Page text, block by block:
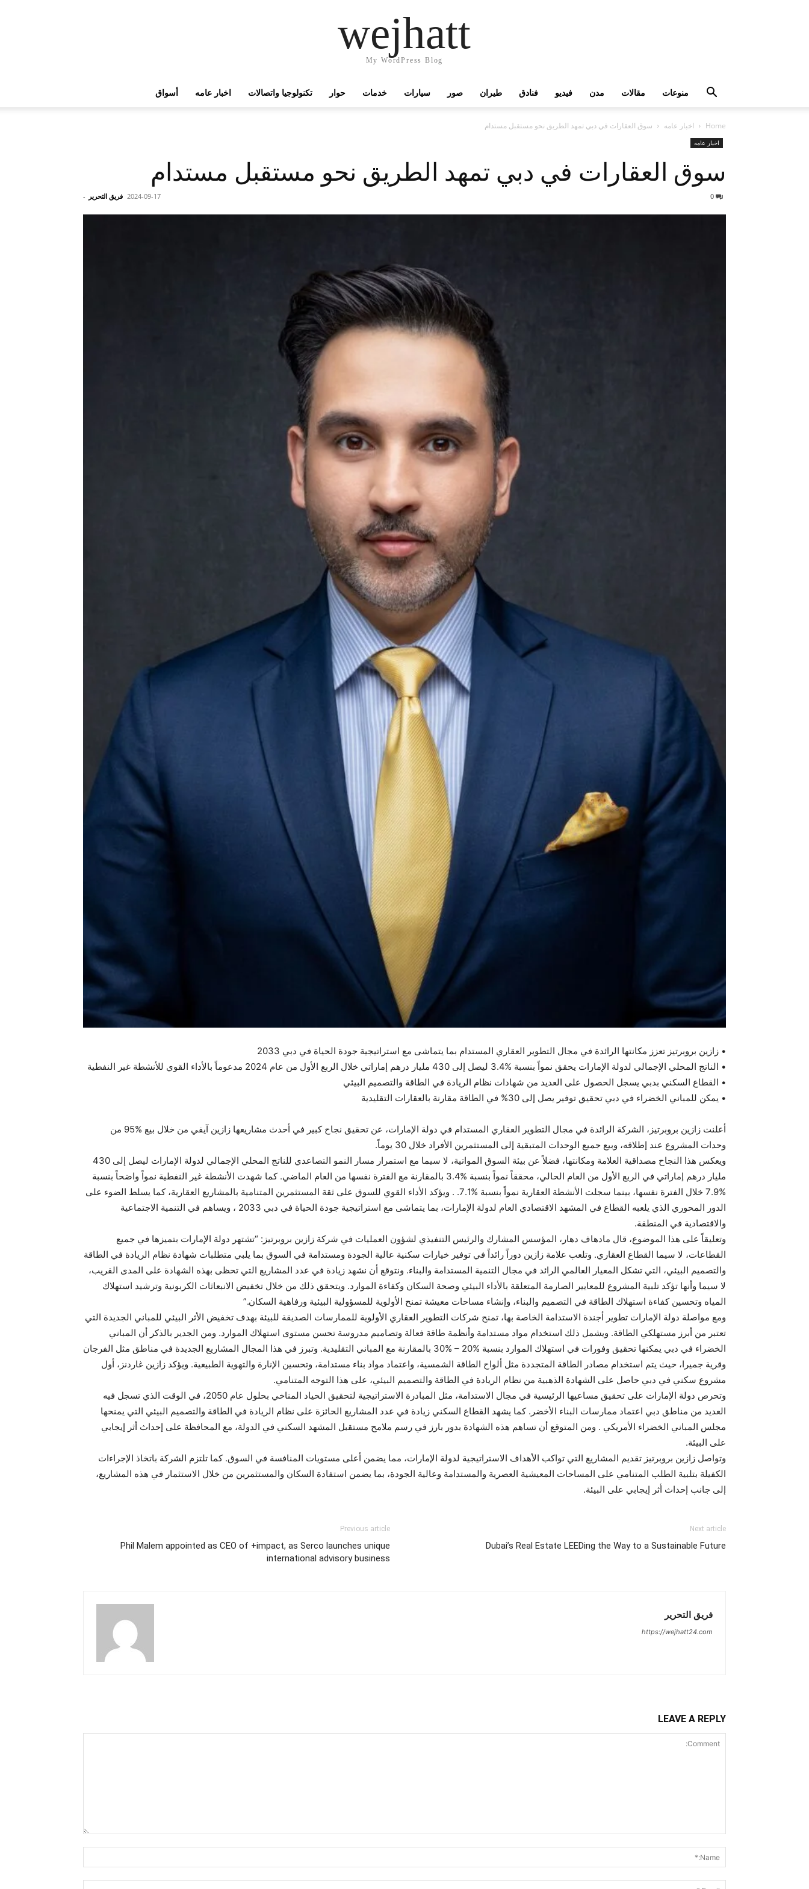
wejhatt
My WordPress Blog
أسواق اخبار عامه تكنولوجيا واتصالات حوار خدمات سيارات صور طيران فنادق فيديو مدن مقالات منوعات
Home اخبار عامه سوق العقارات في دبي تمهد الطريق نحو مستقبل مستدام
اخبار عامه
سوق العقارات في دبي تمهد الطريق نحو مستقبل مستدام
فريق التحرير - 2024-09-17
• زازين بروبرتيز تعزز مكانتها الرائدة في مجال التطوير العقاري المستدام بما يتماشى مع استراتيجية جودة الحياة في دبي 2033
• الناتج المحلي الإجمالي لدولة الإمارات يحقق نمواً بنسبة %3.4 ليصل إلى 430 مليار درهم إماراتي خلال الربع الأول من عام 2024 مدعوماً بالأداء القوي للأنشطة غير النفطية
• القطاع السكني بدبي يسجل الحصول على العديد من شهادات نظام الريادة في الطاقة والتصميم البيئي
• يمكن للمباني الخضراء في دبي تحقيق توفير يصل إلى 30% في الطاقة مقارنة بالعقارات التقليدية
أعلنت زازين بروبرتيز، الشركة الرائدة في مجال التطوير العقاري المستدام في دولة الإمارات، عن تحقيق نجاح كبير في أحدث مشاريعها زازين آيفي من خلال بيع %95 من
وحدات المشروع عند إطلاقه، وبيع جميع الوحدات المتبقية إلى المستثمرين الأفراد خلال 30 يوماً.
ويعكس هذا النجاح مصداقية العلامة ومكانتها، فضلاً عن بيئة السوق المواتية، لا سيما مع استمرار مسار النمو التصاعدي للناتج المحلي الإجمالي لدولة الإمارات ليصل إلى 430
مليار درهم إماراتي في الربع الأول من العام الحالي، محققاً نمواً بنسبة %3.4 بالمقارنة مع الفترة نفسها من العام الماضي. كما شهدت الأنشطة غير النفطية نمواً واضحاً بنسبة
%7.9 خلال الفترة نفسها، بينما سجلت الأنشطة العقارية نمواً بنسبة %7.1. . ويؤكد الأداء القوي للسوق على ثقة المستثمرين المتنامية بالمشاريع العقارية، كما يسلط الضوء على
الدور المحوري الذي يلعبه القطاع في المشهد الاقتصادي العام لدولة الإمارات، بما يتماشى مع استراتيجية جودة الحياة في دبي 2033 ، ويساهم في التنمية الاجتماعية
والاقتصادية في المنطقة.
وتعليقاً على هذا الموضوع، قال مادهاف دهار، المؤسس المشارك والرئيس التنفيذي لشؤون العمليات في شركة زازين بروبرتيز: “تشتهر دولة الإمارات بتميزها في جميع
القطاعات، لا سيما القطاع العقاري. وتلعب علامة زازين دوراً رائداً في توفير خيارات سكنية عالية الجودة ومستدامة في السوق بما يلبي متطلبات شهادة نظام الريادة في الطاقة
والتصميم البيئي، التي تشكل المعيار العالمي الرائد في مجال التنمية المستدامة والبناء. ونتوقع أن نشهد زيادة في عدد المشاريع التي تحظى بهذه الشهادة على المدى القريب،
لا سيما وأنها تؤكد تلبية المشروع للمعايير الصارمة المتعلقة بالأداء البيئي وصحة السكان وكفاءة الموارد. ويتحقق ذلك من خلال تخفيض الانبعاثات الكربونية وترشيد استهلاك
المياه وتحسين كفاءة استهلاك الطاقة في التصميم والبناء، وإنشاء مساحات معيشة تمنح الأولوية للمسؤولية البيئية ورفاهية السكان.”
ومع مواصلة دولة الإمارات تطوير أجندة الاستدامة الخاصة بها، تمنح شركات التطوير العقاري الأولوية للممارسات الصديقة للبيئة بهدف تخفيض الأثر البيئي للمباني الجديدة التي
تعتبر من أبرز مستهلكي الطاقة. ويشمل ذلك استخدام مواد مستدامة وأنظمة طاقة فعالة وتصاميم مدروسة تحسن مستوى استهلاك الموارد. ومن الجدير بالذكر أن المباني
الخضراء في دبي يمكنها تحقيق وفورات في استهلاك الموارد بنسبة %20 – %30 بالمقارنة مع المباني التقليدية. وتبرز في هذا المجال المشاريع الجديدة في مناطق مثل الفرجان
وقرية جميرا، حيث يتم استخدام مصادر الطاقة المتجددة مثل ألواح الطاقة الشمسية، واعتماد مواد بناء مستدامة، وتحسين الإنارة والتهوية الطبيعية. ويؤكد زازين غاردنز، أول
مشروع سكني في دبي حاصل على الشهادة الذهبية من نظام الريادة في الطاقة والتصميم البيئي، على هذا التوجه المتنامي.
وتحرص دولة الإمارات على تحقيق مساعيها الرئيسية في مجال الاستدامة، مثل المبادرة الاستراتيجية لتحقيق الحياد المناخي بحلول عام 2050، في الوقت الذي تسجل فيه
العديد من مناطق دبي اعتماد ممارسات البناء الأخضر. كما يشهد القطاع السكني زيادة في عدد المشاريع الحائزة على نظام الريادة في الطاقة والتصميم البيئي التي يمنحها
مجلس المباني الخضراء الأمريكي . ومن المتوقع أن تساهم هذه الشهادة بدور بارز في رسم ملامح مستقبل المشهد السكني في الدولة، مع المحافظة على إحداث أثر إيجابي
على البيئة.
وتواصل زازين بروبرتيز تقديم المشاريع التي تواكب الأهداف الاستراتيجية لدولة الإمارات، مما يضمن أعلى مستويات المنافسة في السوق. كما تلتزم الشركة باتخاذ الإجراءات
الكفيلة بتلبية الطلب المتنامي على المساحات المعيشية العصرية والمستدامة وعالية الجودة، بما يضمن استفادة السكان والمستثمرين من خلال الاستثمار في هذه المشاريع،
إلى جانب إحداث أثر إيجابي على البيئة.
Previous article
Phil Malem appointed as CEO of +impact, as Serco launches unique
international advisory business
Next article
Dubai’s Real Estate LEEDing the Way to a Sustainable Future
فريق التحرير
https://wejhatt24.com
LEAVE A REPLY